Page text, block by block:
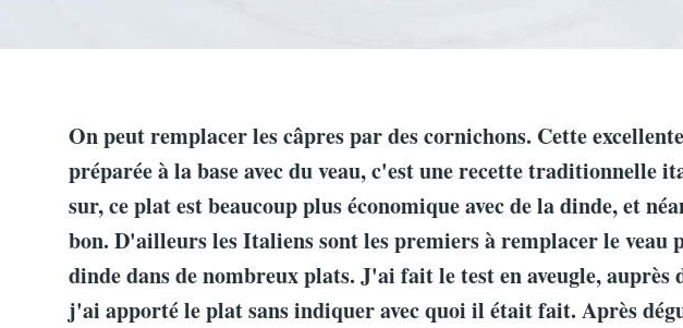
On peut remplacer les câpres par des cornichons. Cette
préparée à la base avec du veau, c'est une recette traditionnelle
sur, ce plat est beaucoup plus économique avec de la dinde, et
bon. D'ailleurs les Italiens sont les premiers à remplacer le veau
dinde dans de nombreux plats. J'ai fait le test en aveugle, auprès
j'ai apporté le plat sans indiquer avec quoi il était fait. Après